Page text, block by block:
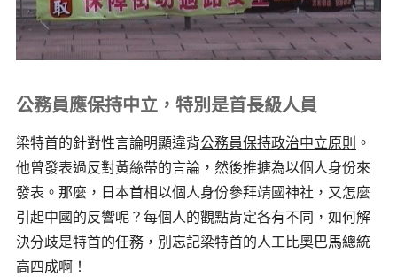
公務員應保持中立，特別是首長級人員
梁特首的針對性言論明顯違背公務員保持政治中立原則 。
他曾發表過反對黃絲帶的言論，然後推搪為以個人身份來
發表。那麼，日本首相以個人身份參拜靖國神社，又怎麼
引起中國的反響呢？每個人的觀點肯定各有不同，如何解
決分歧是特首的任務，別忘記梁特首的人工比奧巴馬總統
高四成啊！